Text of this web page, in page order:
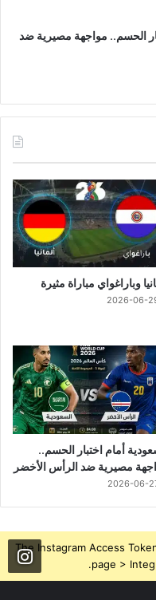
الحسم.. مواجهة مصيرية ضد
وباراغواي مباراة مثيرة
2026-06-
أمام اختبار الحسم..
مصيرية ضد الرأس الأخضر
2026-06-
The Instagram Access
page >